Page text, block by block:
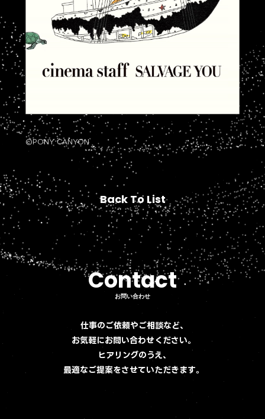
©PONY CANYON
Back To List
Back To List
Contact
Contact
お問い合わせ
お問い合わせ
仕事のご依頼やご相談など、
お気軽にお問い合わせください。
ヒアリングのうえ、
最適なご提案をさせていただきます。